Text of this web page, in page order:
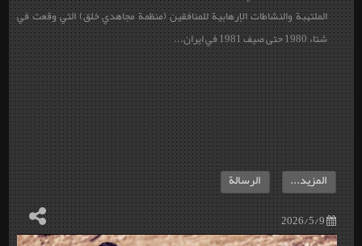
الملتهبة والنشاطات الإرهابية للمنافقين (منظمة مجاهدي خلق) التي وقعت في
شتاء 1980 حتى صيف 1981 في ايران...
2026/5/9
المزيد... الرسالة